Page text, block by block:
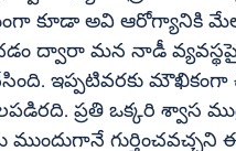
కూడా అవి ఆరోగ్యానికి
ద్వారా మన నాడీ
ఇప్పటివరకు మౌఖికంగా
ప్రతి ఒక్కరి శ్వాస
గుర్తించవచ్చని